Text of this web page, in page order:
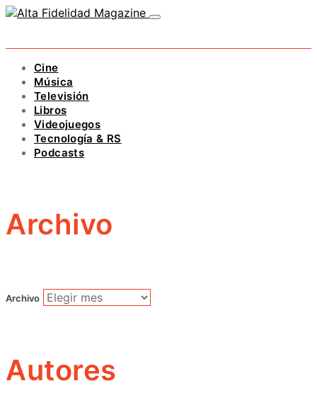
Cine
Música
Televisión
Libros
Videojuegos
Tecnología & RS
Podcasts
Archivo
Archivo
Autores